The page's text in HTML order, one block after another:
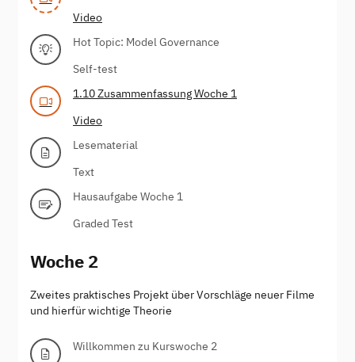
Video
Hot Topic: Model Governance
Self-test
1.10 Zusammenfassung Woche 1
Video
Lesematerial
Text
Hausaufgabe Woche 1
Graded Test
Woche 2
Zweites praktisches Projekt über Vorschläge neuer Filme
und hierfür wichtige Theorie
Willkommen zu Kurswoche 2